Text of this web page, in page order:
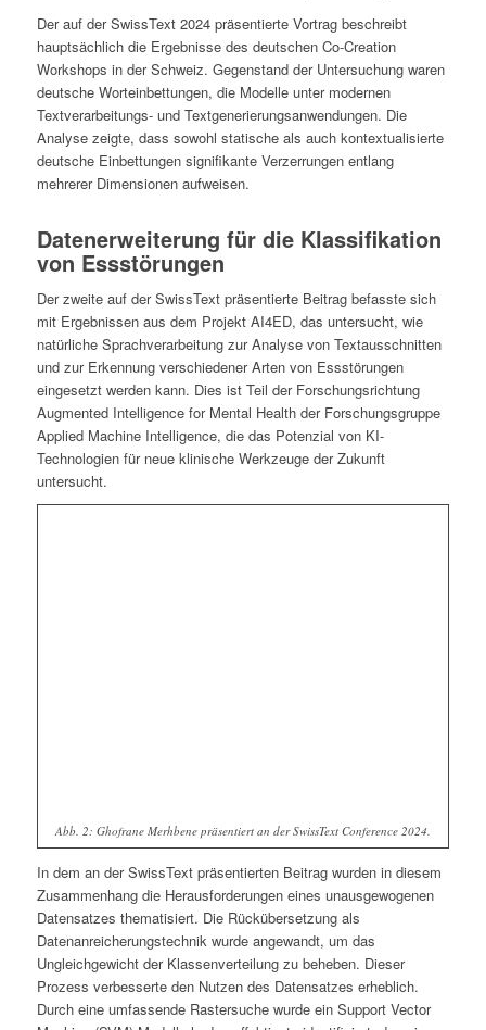
Der auf der SwissText 2024 präsentierte Vortrag beschreibt
hauptsächlich die Ergebnisse des deutschen Co-Creation
Workshops in der Schweiz. Gegenstand der Untersuchung waren
deutsche Worteinbettungen, die Modelle unter modernen
Textverarbeitungs- und Textgenerierungsanwendungen. Die
Analyse zeigte, dass sowohl statische als auch kontextualisierte
deutsche Einbettungen signifikante Verzerrungen entlang
mehrerer Dimensionen aufweisen.
Datenerweiterung für die Klassifikation
von Essstörungen
Der zweite auf der SwissText präsentierte Beitrag befasste sich
mit Ergebnissen aus dem Projekt AI4ED, das untersucht, wie
natürliche Sprachverarbeitung zur Analyse von Textausschnitten
und zur Erkennung verschiedener Arten von Essstörungen
eingesetzt werden kann. Dies ist Teil der Forschungsrichtung
Augmented Intelligence for Mental Health der Forschungsgruppe
Applied Machine Intelligence, die das Potenzial von KI-
Technologien für neue klinische Werkzeuge der Zukunft
untersucht.
Abb. 2: Ghofrane Merhbene präsentiert an der SwissText Conference 2024.
In dem an der SwissText präsentierten Beitrag wurden in diesem
Zusammenhang die Herausforderungen eines unausgewogenen
Datensatzes thematisiert. Die Rückübersetzung als
Datenanreicherungstechnik wurde angewandt, um das
Ungleichgewicht der Klassenverteilung zu beheben. Dieser
Prozess verbesserte den Nutzen des Datensatzes erheblich.
Durch eine umfassende Rastersuche wurde ein Support Vector